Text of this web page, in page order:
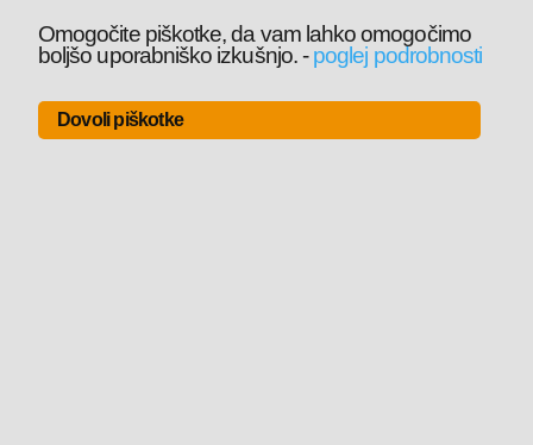
Omogočite piškotke, da vam lahko omogočimo
boljšo uporabniško izkušnjo.-poglej podrobnosti
Dovoli piškotke